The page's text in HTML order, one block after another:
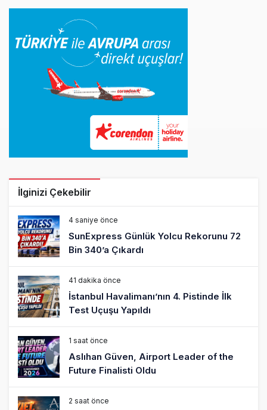
İlginizi Çekebilir
4 saniye önce
SunExpress Günlük Yolcu Rekorunu 72
Bin 340’a Çıkardı
41 dakika önce
İstanbul Havalimanı’nın 4. Pistinde İlk
Test Uçuşu Yapıldı
1 saat önce
Aslıhan Güven, Airport Leader of the
Future Finalisti Oldu
2 saat önce